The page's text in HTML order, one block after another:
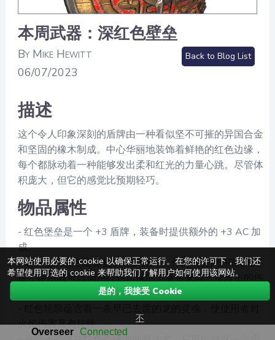
本周武器：深红色壁垒
By Mike Hewitt
06/07/2023
Back to Blog List
描述
这个令人印象深刻的盾牌由一种看似坚不可摧的异国合金
和坚固的橡木制成。中心华丽地装饰着鲜艳的红色边缘，
每个都脉动着一种能够发出柔和红光的力量心跳。尽管体
积庞大，但它的感觉比预期轻巧。
物品属性
- 红色堡垒是一个 +3 盾牌，装备时提供额外的 +3 AC 加
成。
- 盾牌上的红色边缘提供保护光环。作为对受到伤害的反
应，使用者可以调用红色边缘的力量将来自一次攻击的伤
害减半。此属性每次长休可以使用两次。
火焰伤害具有抗性。
本网站使用必要的 cookie 以确保正常运行。在您的许可下，我们还
希望使用可选的 cookie 来帮助我们了解用户如何使用该网站。
是的，我接受 Cookie
不